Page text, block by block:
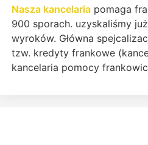
Nasza kancelariapomaga
900 sporach. uzyskaliśmy
wyroków. Główna
tzw. kredyty frankowe
kancelaria pomocy